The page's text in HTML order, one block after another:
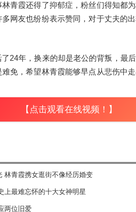
青霞还得了抑郁症，粉丝们得知都
网友也纷纷表示赞同，对于丈夫的
24年，换来的却是老公的背叛，最
免，希望林青霞能够早点从悲伤中
【点击观看在线视频！】
林青霞携女逛街不像经历婚变
上最难忘怀的十大女神明星
两位旧爱